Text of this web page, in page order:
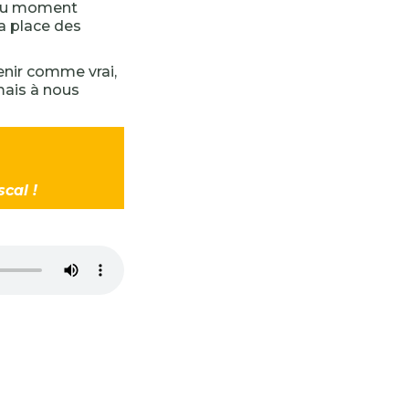
moment
place des
comme vrai,
à nous
!